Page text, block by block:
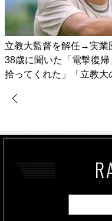
立教大監督を解任→実業
38歳に聞いた「電撃復
拾ってくれた」「立教大